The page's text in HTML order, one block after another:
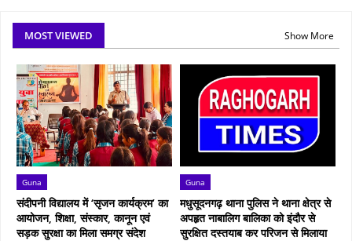
MOST VIEWED Show More
Guna
संदीपनी विद्यालय में ‘सृजन कार्यक्रम’ का
आयोजन, शिक्षा, संस्कार, कानून एवं
सड़क सुरक्षा का मिला समग्र संदेश
Guna
मधुसूदनगढ़ थाना पुलिस ने थाना क्षेत्र से
अपहृत नाबालिग बालिका को इंदौर से
सुरक्षित दस्तयाब कर परिजन से मिलाया